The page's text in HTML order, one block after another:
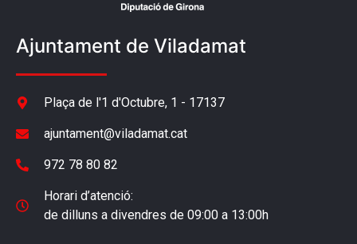
Ajuntament de Viladamat
Plaça de l'1 d'Octubre, 1 - 17137
ajuntament@viladamat.cat
972 78 80 82
Horari d’atenció:
de dilluns a divendres de 09:00 a 13:00h